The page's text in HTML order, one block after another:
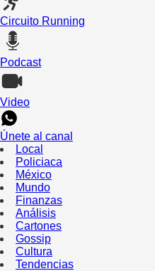
Circuito Running
Podcast
Video
Únete al canal
Local
Policiaca
México
Mundo
Finanzas
Análisis
Cartones
Gossip
Cultura
Tendencias